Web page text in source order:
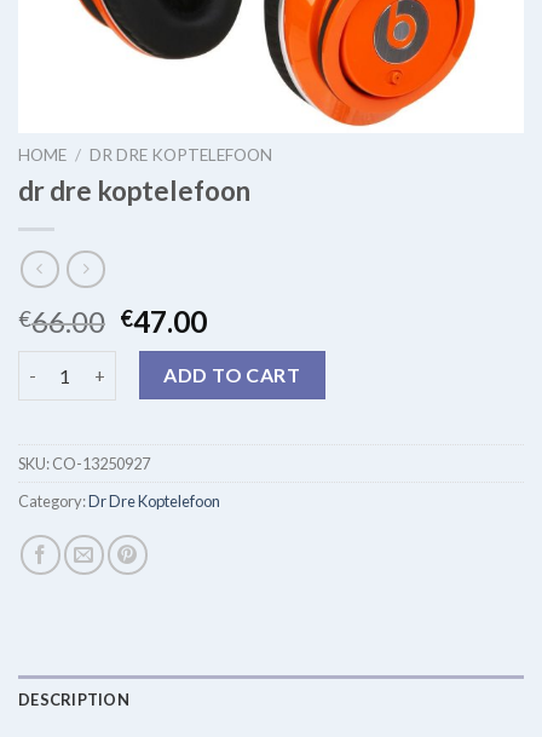
HOME / DR DRE KOPTELEFOON
dr dre koptelefoon
€66.00 €47.00
dr dre koptelefoon quantity
ADD TO CART
SKU:CO-13250927
Category:Dr Dre Koptelefoon
DESCRIPTION